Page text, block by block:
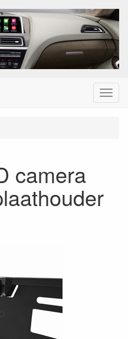
Menu
camera